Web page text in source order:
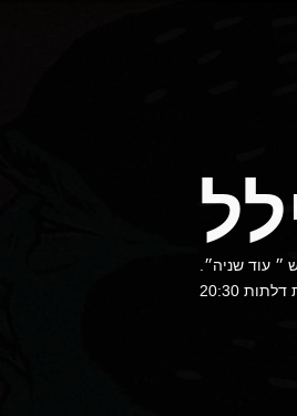
7 לרגל האי.פי החדש ״ עוד שניה״.
20:30